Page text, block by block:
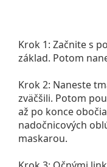
Krok 1: Začnite s
základ. Potom
Krok 2: Naneste
zväčšili. Potom
až po konce
nadočnicových
maskarou.